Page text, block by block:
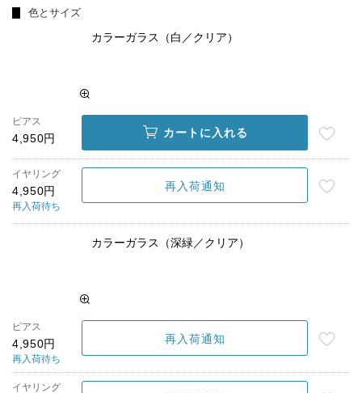
色とサイズ
カラーガラス（白／クリア）
ピアス
4,950円 カートに入れる
イヤリング
4,950円
再入荷待ち
再入荷通知
カラーガラス（深緑／クリア）
ピアス
4,950円
再入荷待ち
再入荷通知
イヤリング